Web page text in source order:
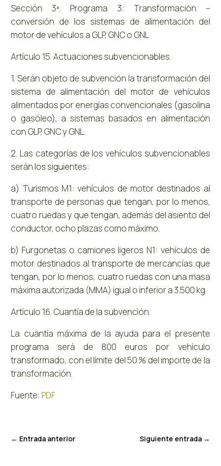
Sección 3ª. Programa 3: Transformación –
conversión de los sistemas de alimentación del
motor de vehículos a GLP, GNC o GNL
Artículo 15. Actuaciones subvencionables.
1. Serán objeto de subvención la transformación del
sistema de alimentación del motor de vehículos
alimentados por energías convencionales (gasolina
o gasóleo), a sistemas basados en alimentación
con GLP, GNC y GNL.
2. Las categorías de los vehículos subvencionables
serán los siguientes:
a) Turismos M1: vehículos de motor destinados al
transporte de personas que tengan, por lo menos,
cuatro ruedas y que tengan, además del asiento del
conductor, ocho plazas como máximo.
b) Furgonetas o camiones ligeros N1: vehículos de
motor destinados al transporte de mercancías que
tengan, por lo menos, cuatro ruedas con una masa
máxima autorizada (MMA) igual o inferior a 3.500 kg.
Artículo 16. Cuantía de la subvención.
La cuantía máxima de la ayuda para el presente
programa será de 800 euros por vehículo
transformado, con el límite del 50 % del importe de la
transformación.
Fuente:PDF
← Entrada anterior Siguiente entrada→